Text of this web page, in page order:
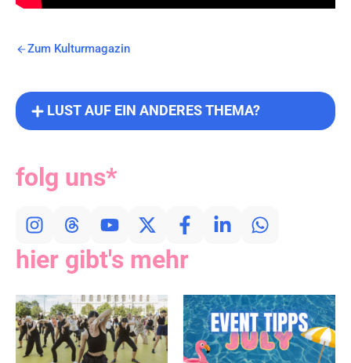
Zum Kulturmagazin
hier gibt's mehr
folg uns*
LUST AUF EIN ANDERES THEMA?